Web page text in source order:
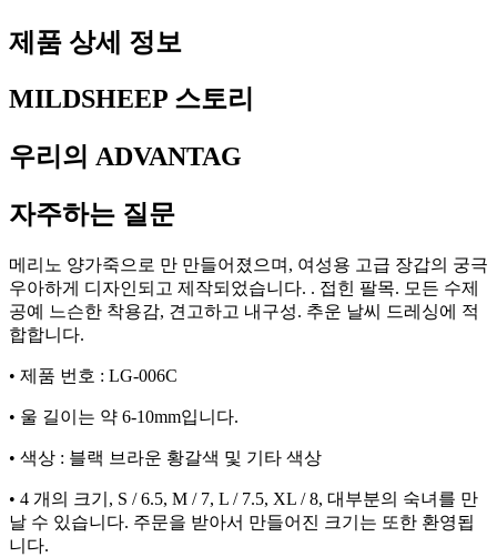
제품 상세 정보
MILDSHEEP 스토리
우리의 ADVANTAG
자주하는 질문
메리노 양가죽으로 만 만들어졌으며, 여성용 고급 장갑의 궁극
우아하게 디자인되고 제작되었습니다. . 접힌 팔목. 모든 수제
공예 느슨한 착용감, 견고하고 내구성. 추운 날씨 드레싱에 적
합합니다.
• 제품 번호 : LG-006C
• 울 길이는 약 6-10mm입니다.
• 색상 : 블랙 브라운 황갈색 및 기타 색상
• 4 개의 크기, S / 6.5, M / 7, L / 7.5, XL / 8, 대부분의 숙녀를 만
날 수 있습니다. 주문을 받아서 만들어진 크기는 또한 환영됩
니다.